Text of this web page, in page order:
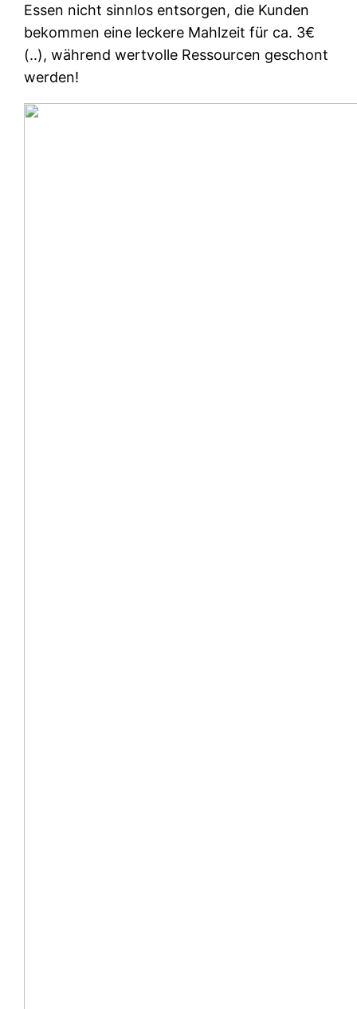
Essen nicht sinnlos entsorgen, die Kunden
bekommen eine leckere Mahlzeit für ca. 3€
(..), während wertvolle Ressourcen geschont
werden!